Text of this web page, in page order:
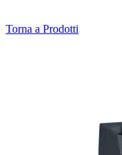
Torna a Prodotti